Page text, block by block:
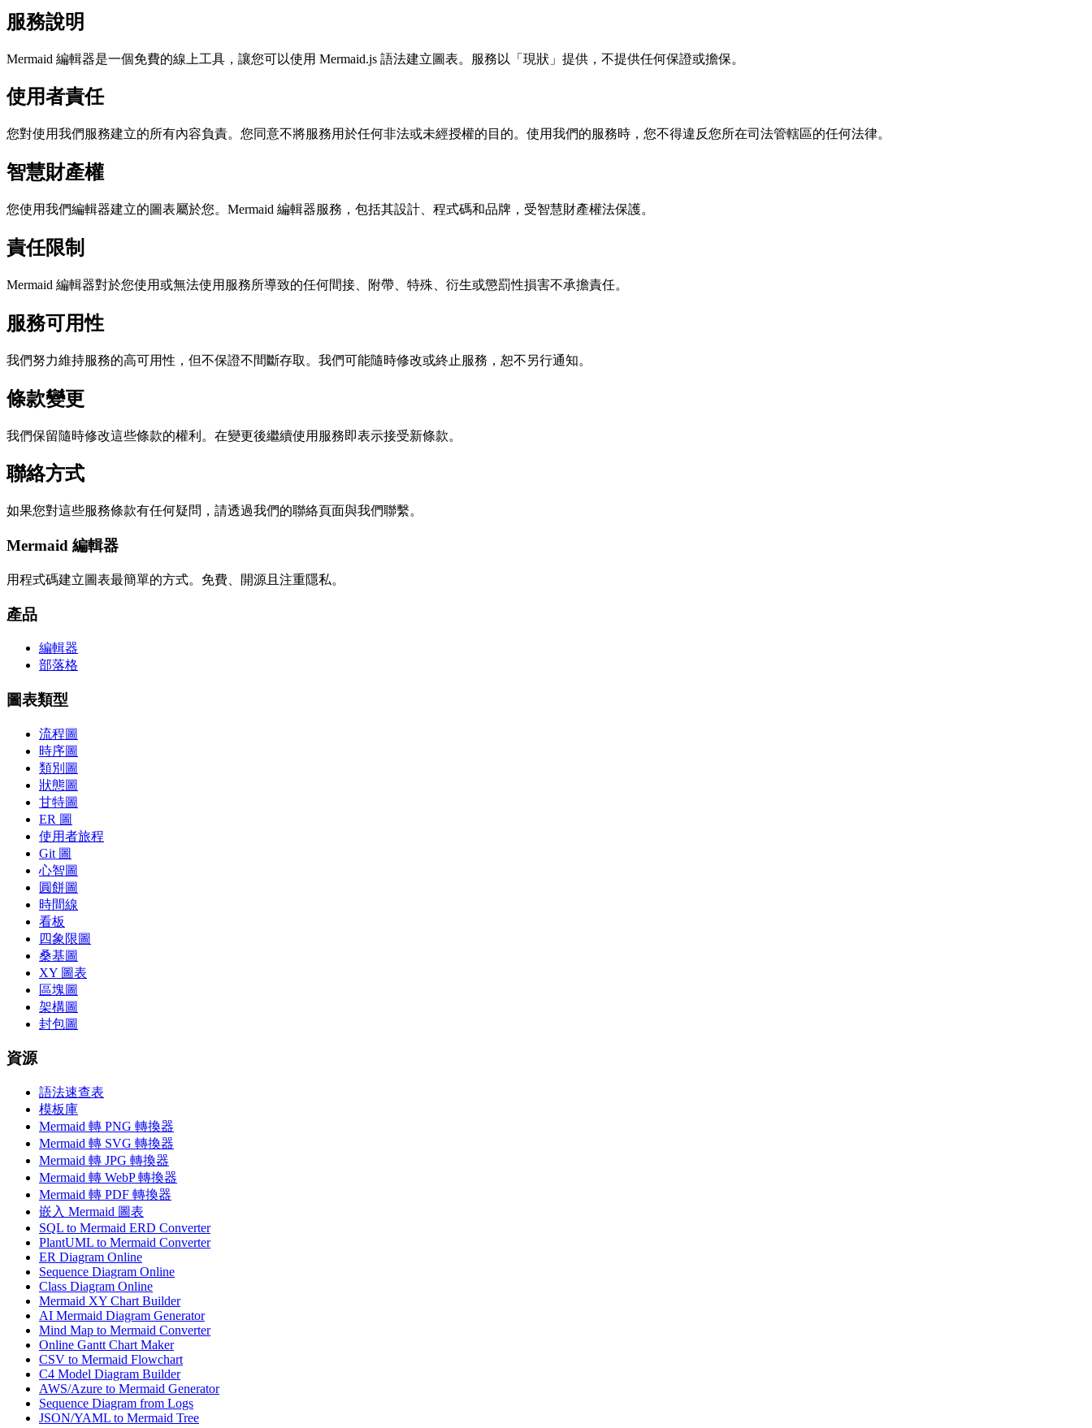
服務說明
Mermaid 編輯器是一個免費的線上工具，讓您可以使用 Mermaid.js 語法建立圖表。服務以「現狀」提供，不提供任何保證或擔保。
使用者責任
您對使用我們服務建立的所有內容負責。您同意不將服務用於任何非法或未經授權的目的。使用我們的服務時，您不得違反您所在司法管轄區的任何法律。
智慧財產權
您使用我們編輯器建立的圖表屬於您。Mermaid 編輯器服務，包括其設計、程式碼和品牌，受智慧財產權法保護。
責任限制
Mermaid 編輯器對於您使用或無法使用服務所導致的任何間接、附帶、特殊、衍生或懲罰性損害不承擔責任。
服務可用性
我們努力維持服務的高可用性，但不保證不間斷存取。我們可能隨時修改或終止服務，恕不另行通知。
條款變更
我們保留隨時修改這些條款的權利。在變更後繼續使用服務即表示接受新條款。
聯絡方式
如果您對這些服務條款有任何疑問，請透過我們的聯絡頁面與我們聯繫。
Mermaid 編輯器
用程式碼建立圖表最簡單的方式。免費、開源且注重隱私。
產品
編輯器
部落格
圖表類型
流程圖
時序圖
類別圖
狀態圖
甘特圖
ER 圖
使用者旅程
Git 圖
心智圖
圓餅圖
時間線
看板
四象限圖
桑基圖
XY 圖表
區塊圖
架構圖
封包圖
資源
語法速查表
模板庫
Mermaid 轉 PNG 轉換器
Mermaid 轉 SVG 轉換器
Mermaid 轉 JPG 轉換器
Mermaid 轉 WebP 轉換器
Mermaid 轉 PDF 轉換器
嵌入 Mermaid 圖表
SQL to Mermaid ERD Converter
PlantUML to Mermaid Converter
ER Diagram Online
Sequence Diagram Online
Class Diagram Online
Mermaid XY Chart Builder
AI Mermaid Diagram Generator
Mind Map to Mermaid Converter
Online Gantt Chart Maker
CSV to Mermaid Flowchart
C4 Model Diagram Builder
AWS/Azure to Mermaid Generator
Sequence Diagram from Logs
JSON/YAML to Mermaid Tree